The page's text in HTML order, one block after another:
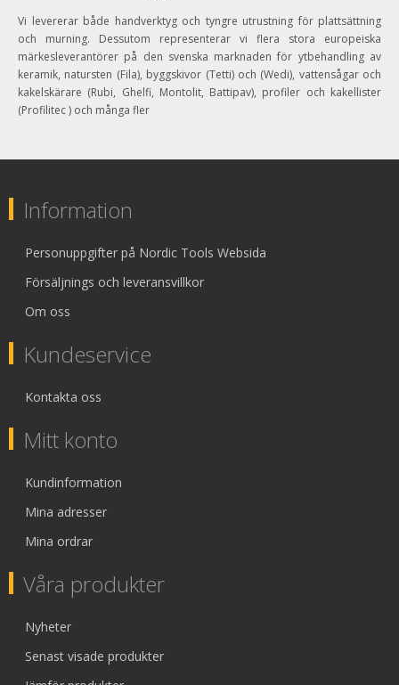
Vi levererar både handverktyg och tyngre utrustning för plattsättning
och murning. Dessutom representerar vi flera stora europeiska
märkesleverantörer på den svenska marknaden för ytbehandling av
keramik, natursten (Fila), byggskivor (Tetti) och (Wedi), vattensågar och
kakelskärare (Rubi, Ghelfi, Montolit, Battipav), profiler och kakellister
(Profilitec ) och många fler
Information
Personuppgifter på Nordic Tools Websida
Försäljnings och leveransvillkor
Om oss
Kundeservice
Kontakta oss
Mitt konto
Kundinformation
Mina adresser
Mina ordrar
Våra produkter
Nyheter
Senast visade produkter